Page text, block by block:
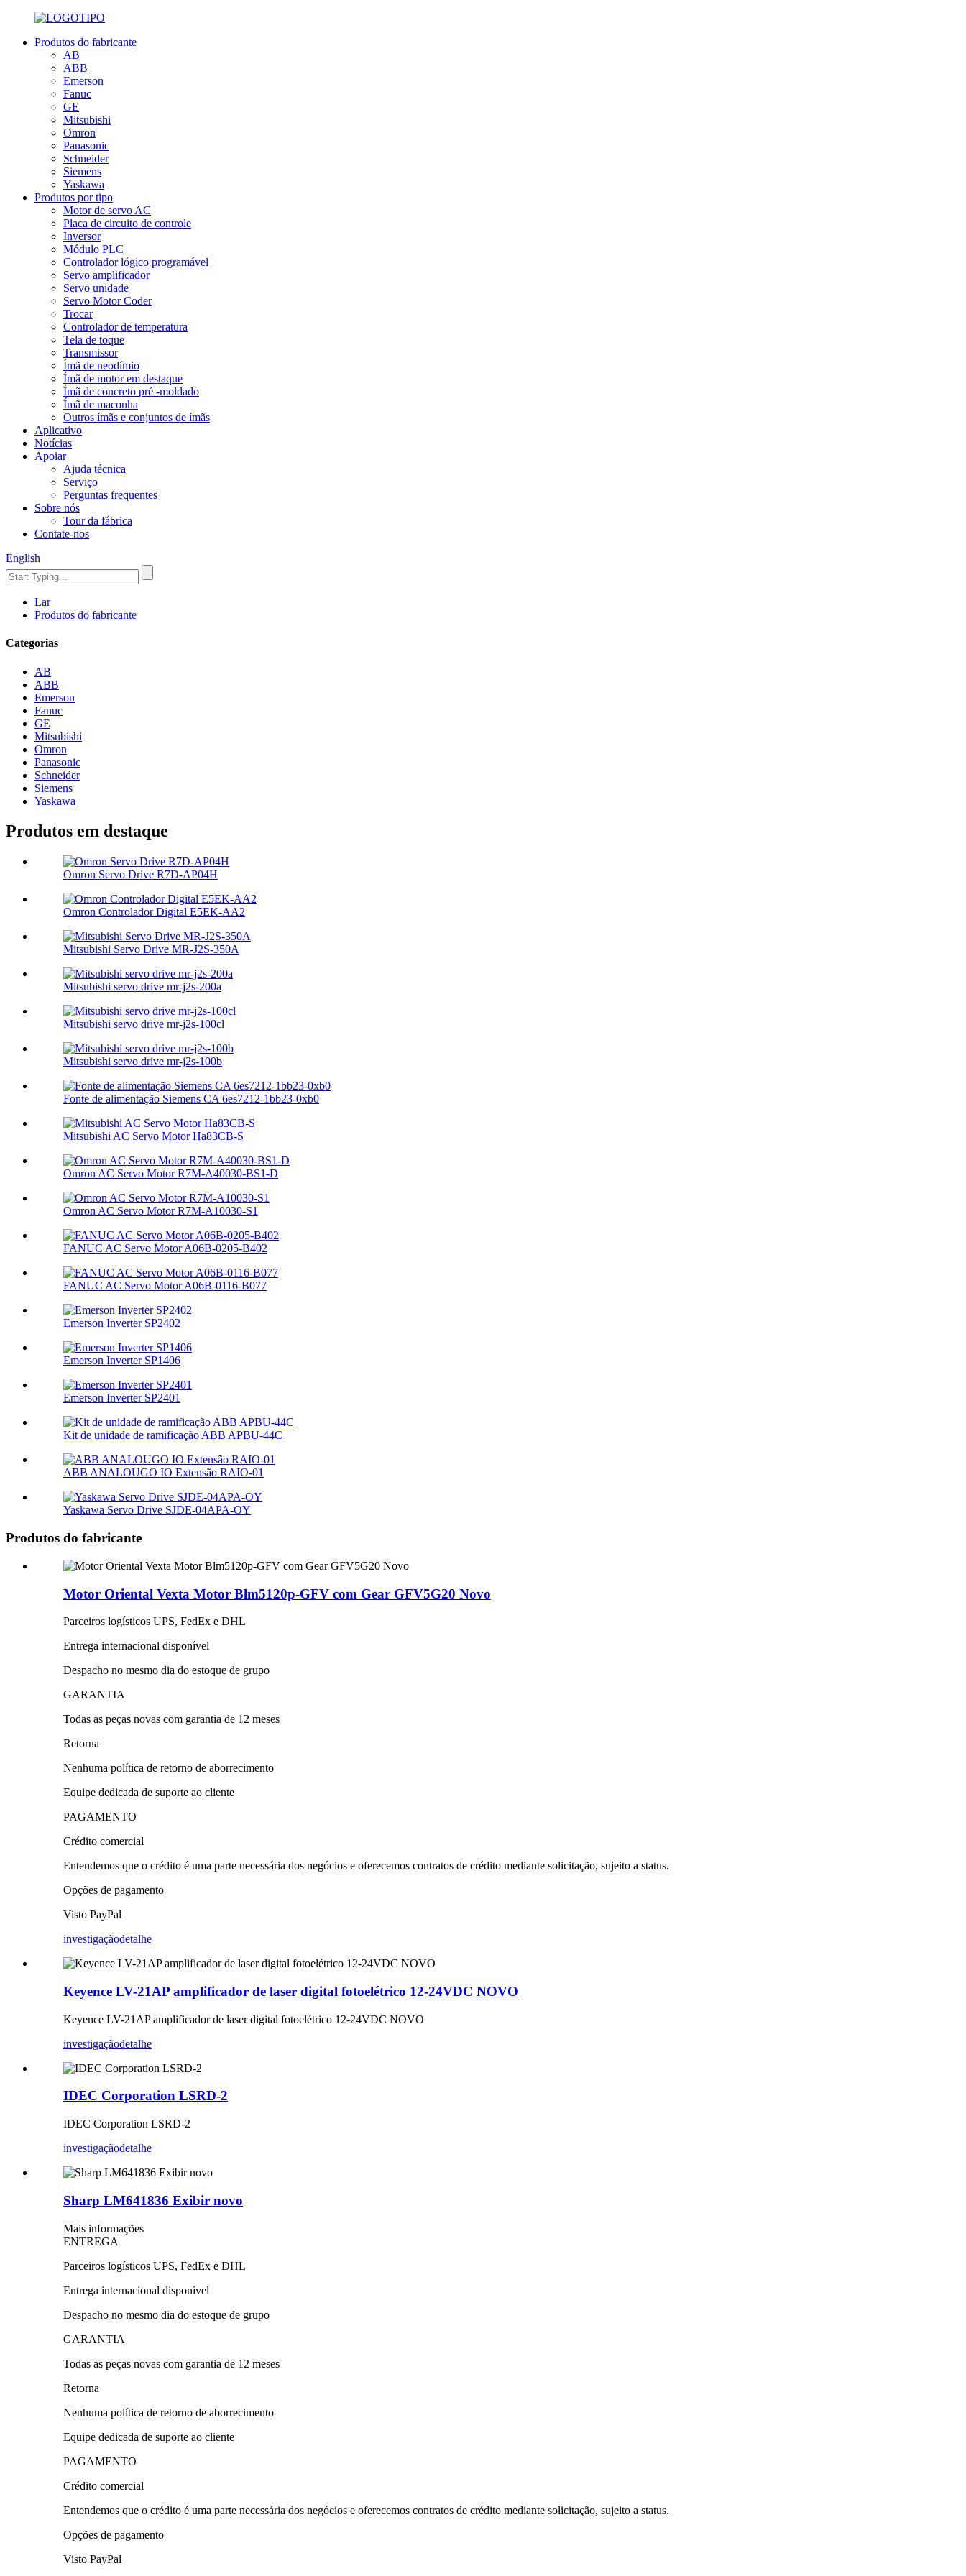
Produtos do fabricante
AB
ABB
Emerson
Fanuc
GE
Mitsubishi
Omron
Panasonic
Schneider
Siemens
Yaskawa
Produtos por tipo
Motor de servo AC
Placa de circuito de controle
Inversor
Módulo PLC
Controlador lógico programável
Servo amplificador
Servo unidade
Servo Motor Coder
Trocar
Controlador de temperatura
Tela de toque
Transmissor
Ímã de neodímio
Ímã de motor em destaque
Ímã de concreto pré -moldado
Ímã de maconha
Outros ímãs e conjuntos de ímãs
Aplicativo
Notícias
Apoiar
Ajuda técnica
Serviço
Perguntas frequentes
Sobre nós
Tour da fábrica
Contate-nos
English
Lar
Produtos do fabricante
Categorias
AB
ABB
Emerson
Fanuc
GE
Mitsubishi
Omron
Panasonic
Schneider
Siemens
Yaskawa
Produtos em destaque
Omron Servo Drive R7D-AP04H
Omron Controlador Digital E5EK-AA2
Mitsubishi Servo Drive MR-J2S-350A
Mitsubishi servo drive mr-j2s-200a
Mitsubishi servo drive mr-j2s-100cl
Mitsubishi servo drive mr-j2s-100b
Fonte de alimentação Siemens CA 6es7212-1bb23-0xb0
Mitsubishi AC Servo Motor Ha83CB-S
Omron AC Servo Motor R7M-A40030-BS1-D
Omron AC Servo Motor R7M-A10030-S1
FANUC AC Servo Motor A06B-0205-B402
FANUC AC Servo Motor A06B-0116-B077
Emerson Inverter SP2402
Emerson Inverter SP1406
Emerson Inverter SP2401
Kit de unidade de ramificação ABB APBU-44C
ABB ANALOUGO IO Extensão RAIO-01
Yaskawa Servo Drive SJDE-04APA-OY
Produtos do fabricante
Motor Oriental Vexta Motor Blm5120p-GFV com Gear GFV5G20 Novo
Parceiros logísticos UPS, FedEx e DHL
Entrega internacional disponível
Despacho no mesmo dia do estoque de grupo
GARANTIA
Todas as peças novas com garantia de 12 meses
Retorna
Nenhuma política de retorno de aborrecimento
Equipe dedicada de suporte ao cliente
PAGAMENTO
Crédito comercial
Entendemos que o crédito é uma parte necessária dos negócios e oferecemos contratos de crédito mediante solicitação, sujeito a status.
Opções de pagamento
Visto PayPal
investigaçãodetalhe
Keyence LV-21AP amplificador de laser digital fotoelétrico 12-24VDC NOVO
Keyence LV-21AP amplificador de laser digital fotoelétrico 12-24VDC NOVO
investigaçãodetalhe
IDEC Corporation LSRD-2
IDEC Corporation LSRD-2
investigaçãodetalhe
Sharp LM641836 Exibir novo
Mais informações
ENTREGA
Parceiros logísticos UPS, FedEx e DHL
Entrega internacional disponível
Despacho no mesmo dia do estoque de grupo
GARANTIA
Todas as peças novas com garantia de 12 meses
Retorna
Nenhuma política de retorno de aborrecimento
Equipe dedicada de suporte ao cliente
PAGAMENTO
Crédito comercial
Entendemos que o crédito é uma parte necessária dos negócios e oferecemos contratos de crédito mediante solicitação, sujeito a status.
Opções de pagamento
Visto PayPal